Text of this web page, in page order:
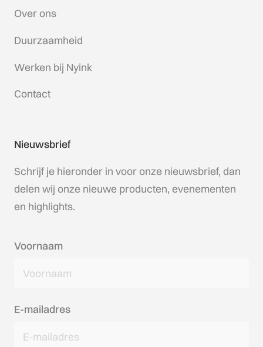
Over ons
Duurzaamheid
Werken bij Nyink
Contact
Nieuwsbrief
Schrijf je hieronder in voor onze nieuwsbrief, dan
delen wij onze nieuwe producten, evenementen
en highlights.
Voornaam
E-mailadres